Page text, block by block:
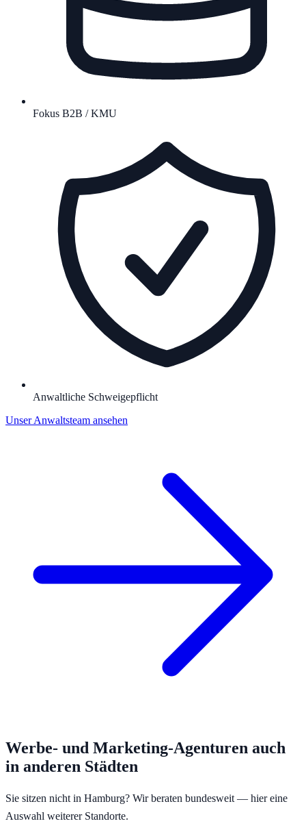
Fokus B2B / KMU
Anwaltliche Schweigepflicht
Unser Anwaltsteam ansehen
Werbe- und Marketing-Agenturen auch
in anderen Städten
Sie sitzen nicht in Hamburg? Wir beraten bundesweit — hier eine
Auswahl weiterer Standorte.